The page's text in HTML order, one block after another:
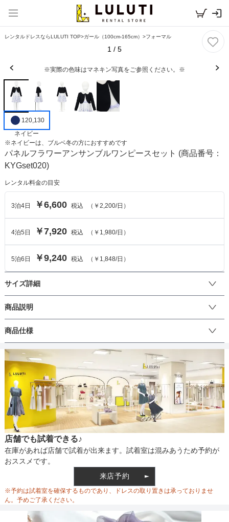
レンタルドレスならLULUTI TOP>ガール（100cm-165cm） >フォーマル
1 / 5
※実際の色味はマネキン写真をご参照ください。※
120,130
ネイビー
※ネイビーは、 ブルベ冬の方におすすめです
パネルフラワーアンサンブルワンピースセット (商品番号：
KYGset020)
レンタル料金の目安
3泊4日 ￥6,600 税込 （ ￥2,200/日）
4泊5 日 ￥7,920 税込 （ ￥1,980/日）
5泊6 日 ￥9,240 税込 （ ￥1,848/日）
サイズ詳細
ワンピースのサイズ
サイズ (cm)
ワンピース着丈
肩幅 27.5 28.5
そでの長さ 9
アームホール 32.5
バスト 67 71
63
ヒップ -
商品説明
華やかなパネルプリントがポイントのワンピースセットです。
フォーマル感のあるネイビーのボレロとウエストに
パープルのテープでアクセントを付け、上品であり
可愛らしさを表現。
様々なシーンで活躍するデザインです。
商品仕様
丈
生地の厚さ
裏地
ウエスト調整
店舗でも試着できる♪
在庫があれば店舗で試着が出来ます。試着室は混みあうため予約が
おススメです。
来店予約
※予約は試着室を確保するものであり、ドレスの取り置きは承っておりませ
ん。予めご了承ください。